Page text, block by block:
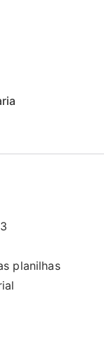
planilhas